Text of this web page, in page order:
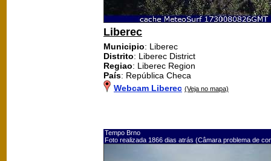
Liberec
Municipio: Liberec
Distrito: Liberec District
Regiao: Liberec Region
País: República Checa
Webcam Liberec (Veja no mapa)
Tempo Brno
Foto realizada 1866 dias atrás (Câmara problema de